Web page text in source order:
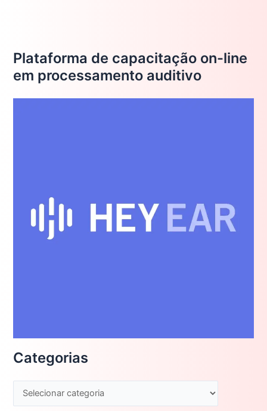
Plataforma de capacitação on-line
em processamento auditivo
Categorias